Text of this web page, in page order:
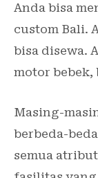
Anda bisa
custom Bali.
bisa disewa.
motor bebek,
Masing-
berbeda-
semua